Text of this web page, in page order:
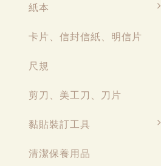
紙本
卡片、信封信紙、明信片
尺規
剪刀、美工刀、刀片
黏貼裝訂工具
清潔保養用品